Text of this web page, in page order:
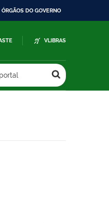
ÓRGÃOS DO GOVERNO
VLIBRAS